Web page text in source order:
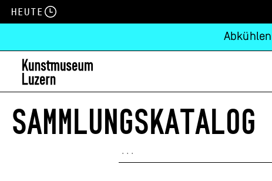
Heute